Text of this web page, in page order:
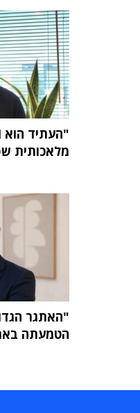
מלאכותית
הטמעתה